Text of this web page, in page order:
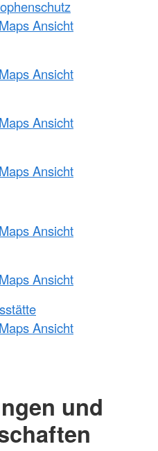
Ansicht
Ansicht
Ansicht
Ansicht
Ansicht
Ansicht
Ansicht
und